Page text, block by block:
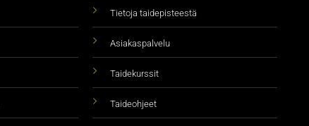
Tietoja taidepisteestä
Asiakaspalvelu
Taidekurssit
Taideohjeet